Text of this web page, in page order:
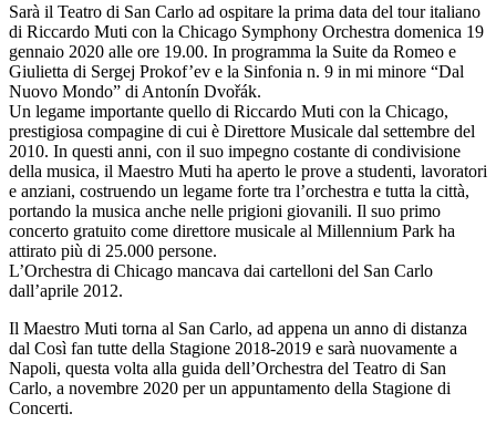
Sarà il Teatro di San Carlo ad ospitare la prima data del tour italiano
di Riccardo Muti con la Chicago Symphony Orchestra domenica 19
gennaio 2020 alle ore 19.00. In programma la Suite da Romeo e
Giulietta di Sergej Prokof’ev e la Sinfonia n. 9 in mi minore “Dal
Nuovo Mondo” di Antonín Dvořák.
Un legame importante quello di Riccardo Muti con la Chicago,
prestigiosa compagine di cui è Direttore Musicale dal settembre del
2010. In questi anni, con il suo impegno costante di condivisione
della musica, il Maestro Muti ha aperto le prove a studenti, lavoratori
e anziani, costruendo un legame forte tra l’orchestra e tutta la città,
portando la musica anche nelle prigioni giovanili. Il suo primo
concerto gratuito come direttore musicale al Millennium Park ha
attirato più di 25.000 persone.
L’Orchestra di Chicago mancava dai cartelloni del San Carlo
dall’aprile 2012.
Il Maestro Muti torna al San Carlo, ad appena un anno di distanza
dal Così fan tutte della Stagione 2018-2019 e sarà nuovamente a
Napoli, questa volta alla guida dell’Orchestra del Teatro di San
Carlo, a novembre 2020 per un appuntamento della Stagione di
Concerti.